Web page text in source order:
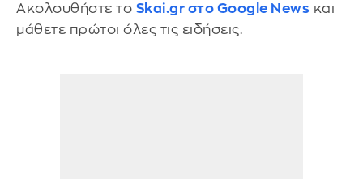
Ακολουθήστε το Skai.gr στο Google News και
μάθετε πρώτοι όλες τις ειδήσεις.